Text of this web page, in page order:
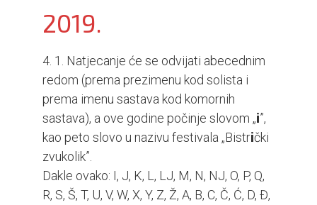
2019.
4. 1. Natjecanje će se odvijati abecednim
redom (prema prezimenu kod solista i
prema imenu sastava kod komornih
sastava), a ove godine počinje slovom „i”,
kao peto slovo u nazivu festivala „Bistrički
zvukolik”.
Dakle ovako: I, J, K, L, LJ, M, N, NJ, O, P, Q,
R, S, Š, T, U, V, W, X, Y, Z, Ž, A, B, C, Č, Ć, D, Đ,